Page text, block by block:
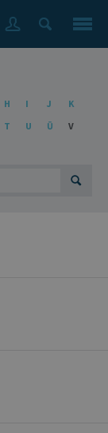
H I J
K
T U Ū
V